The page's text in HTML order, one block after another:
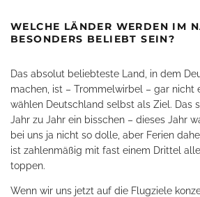
WELCHE LÄNDER WERDEN IM
BESONDERS BELIEBT SEIN?
Das absolut beliebteste Land, in dem
machen, ist – Trommelwirbel – gar nicht
wählen Deutschland selbst als Ziel. Das
Jahr zu Jahr ein bisschen – dieses Jahr
bei uns ja nicht so dolle, aber Ferien
ist zahlenmäßig mit fast einem Drittel
toppen.
Wenn wir uns jetzt auf die Flugziele